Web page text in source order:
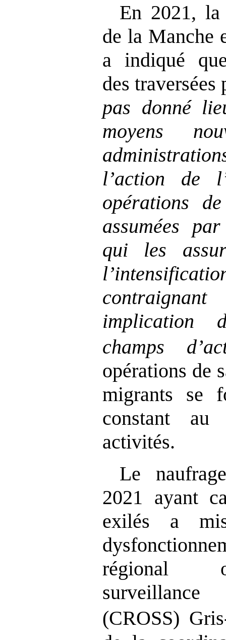
En 2021, la
de la Manche
a indiqué
des traversées
pas donné
moyens
l’action de
opérations
assumées
qui les
implication
champs
opérations de
migrants se
constant au
activités.
Le
2021 ayant
exilés a
régional
(CROSS)